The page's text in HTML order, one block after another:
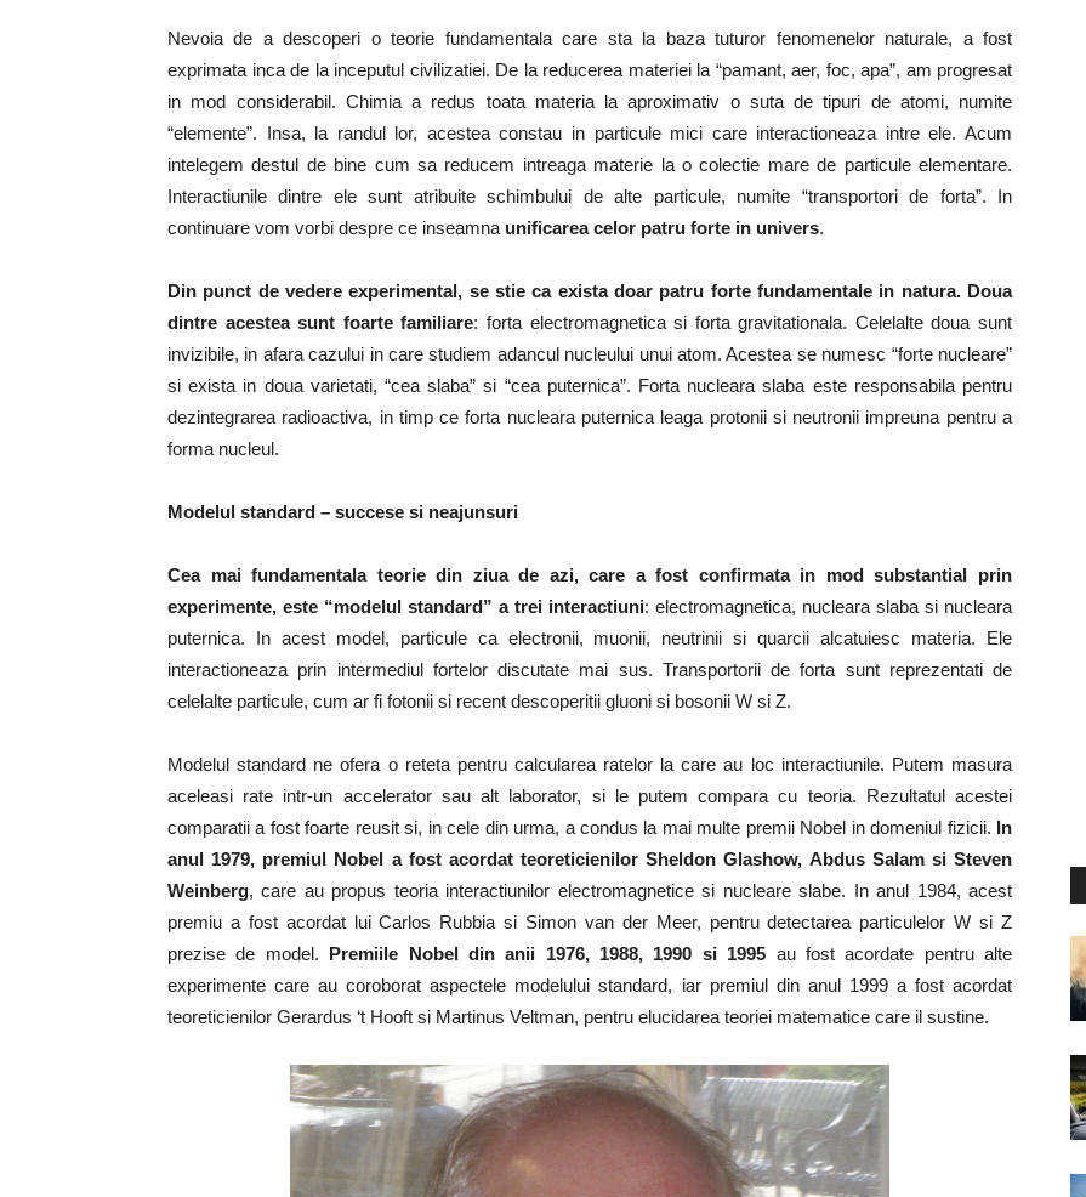
Nevoia de a descoperi o teorie fundamentala care sta la baza tuturor fenomenelor naturale, a fost
exprimata inca de la inceputul civilizatiei. De la reducerea materiei la “pamant, aer, foc, apa”, am progresat
in mod considerabil. Chimia a redus toata materia la aproximativ o suta de tipuri de atomi, numite
“elemente”. Insa, la randul lor, acestea constau in particule mici care interactioneaza intre ele. Acum
intelegem destul de bine cum sa reducem intreaga materie la o colectie mare de particule elementare.
Interactiunile dintre ele sunt atribuite schimbului de alte particule, numite “transportori de forta”. In
continuare vom vorbi despre ce inseamna unificarea celor patru forte in univers.
Din punct de vedere experimental, se stie ca exista doar patru forte fundamentale in natura. Doua
dintre acestea sunt foarte familiare: forta electromagnetica si forta gravitationala. Celelalte doua sunt
invizibile, in afara cazului in care studiem adancul nucleului unui atom. Acestea se numesc “forte nucleare”
si exista in doua varietati, “cea slaba” si “cea puternica”. Forta nucleara slaba este responsabila pentru
dezintegrarea radioactiva, in timp ce forta nucleara puternica leaga protonii si neutronii impreuna pentru a
forma nucleul.
Modelul standard – succese si neajunsuri
Cea mai fundamentala teorie din ziua de azi, care a fost confirmata in mod substantial prin
experimente, este “modelul standard” a trei interactiuni: electromagnetica, nucleara slaba si nucleara
puternica. In acest model, particule ca electronii, muonii, neutrinii si quarcii alcatuiesc materia. Ele
interactioneaza prin intermediul fortelor discutate mai sus. Transportorii de forta sunt reprezentati de
celelalte particule, cum ar fi fotonii si recent descoperitii gluoni si bosonii W si Z.
Modelul standard ne ofera o reteta pentru calcularea ratelor la care au loc interactiunile. Putem masura
aceleasi rate intr-un accelerator sau alt laborator, si le putem compara cu teoria. Rezultatul acestei
comparatii a fost foarte reusit si, in cele din urma, a condus la mai multe premii Nobel in domeniul fizicii. In
anul 1979, premiul Nobel a fost acordat teoreticienilor Sheldon Glashow, Abdus Salam si Steven
Weinberg, care au propus teoria interactiunilor electromagnetice si nucleare slabe. In anul 1984, acest
premiu a fost acordat lui Carlos Rubbia si Simon van der Meer, pentru detectarea particulelor W si Z
prezise de model. Premiile Nobel din anii 1976, 1988, 1990 si 1995 au fost acordate pentru alte
experimente care au coroborat aspectele modelului standard, iar premiul din anul 1999 a fost acordat
teoreticienilor Gerardus ‘t Hooft si Martinus Veltman, pentru elucidarea teoriei matematice care il sustine.